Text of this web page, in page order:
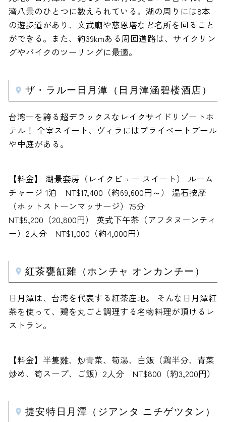
湾八景のひとつに数えられている。湖の周りには8本
の遊歩道があり、文武廟や慈恩塔など名所を回ること
ができる。また、約39kmある周回道路は、サイクリン
グやバイクのツーリングに最適。
ザ・ラルー日月潭（日月潭涵碧楼酒店）
台湾一を誇る超デラックスなレイクサイドリゾートホ
テル！ 全室スイート、ヴィラにはプライベートプール
や中庭がある。
【料金】 湖景套房（レイクビュー スイート） ルーム
チャージ 1泊 NT$17,400（約69,600円～） 温石按摩
（ホットストーンマッサージ）75分
NT$5,200（20,800円） 英式下午茶（アフタヌーンティ
ー）2人分 NT$1,000（約4,000円）
紅茶甕缸雞（ホンチャ オンカンチー）
日月潭は、台湾を代表する紅茶産地。 そんな日月潭紅
茶を使って、鶏を丸ごと調理する名物料理が頂けるレ
ストラン。
【料金】半隻雞、炒青菜、筍湯、白飯（鶏半分、青菜
炒め、筍スープ、ご飯）2人分 NT$800（約3,200円）
捷安特日月潭（ジアンタ ニチゲツタン）